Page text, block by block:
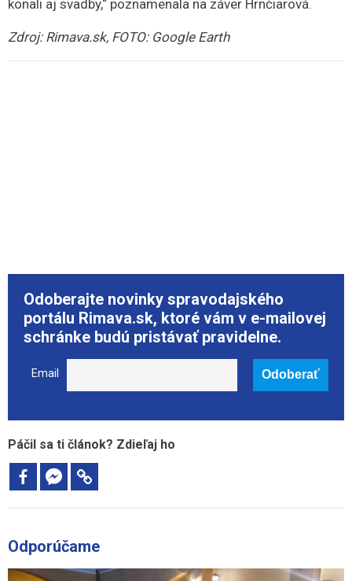
konali aj svadby,“ poznamenala na záver Hrnčiarová.
Zdroj: Rimava.sk, FOTO: Google Earth
Odoberajte novinky spravodajského
portálu Rimava.sk, ktoré vám v e-mailovej
schránke budú pristávať pravidelne.
Email
Páčil sa ti článok? Zdieľaj ho
Odporúčame